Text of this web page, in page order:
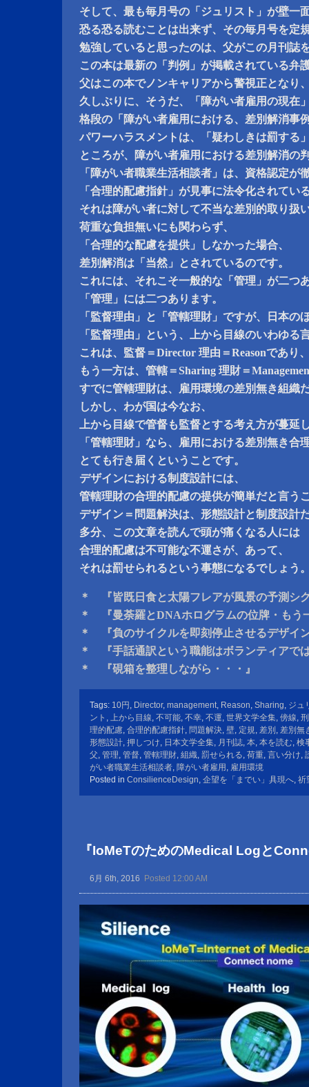
そして、最も毎月号の「ジュリスト」が壁一
恐る恐る読むことは出来ず、その毎月号を定
勉強していると思ったのは、父がこの月刊誌
この本は最新の「判例」が掲載されている弁
父はこの本でノンキャリアから警視正となり
久しぶりに、そうだ、「障がい者雇用の現在
格段の「障がい者雇用における、差別解消事
パワーハラスメントは、「疑わしきは罰する
ところが、障がい者雇用における差別解消の
「障がい者職業生活相談者」は、資格認定が
「合理的配慮指針」が見事に法令化されてい
それは障がい者に対して不当な差別的取り扱
荷重な負担無いにも関わらず、
「合理的な配慮を提供」しなかった場合、
差別解消は「当然」とされているのです。
これには、それこそ一般的な「管理」が二つ
「管理」には二つあります。
「監督理由」と「管轄理財」ですが、日本の
「監督理由」という、上から目線のいわゆる
これは、監督＝Director 理由＝Reasonであり
もう一方は、管轄＝Sharing 理財＝
すでに管轄理財は、雇用環境の差別無き組織
しかし、わが国は今なお、
上から目線で管督も監督とする考え方が蔓延
「管轄理財」なら、雇用における差別無き合
とても行き届くということです。
デザインにおける制度設計には、
管轄理財の合理的配慮の提供が簡単だと言う
デザイン＝問題解決は、形態設計と制度設計
多分、この文章を読んで頭が痛くなる人には
合理的配慮は不可能な不運さが、あって、
それは罰せられるという事態になるでしょう
＊ 『皆既日食と太陽フレアが風景の予測シ
＊ 『曼荼羅とDNAホログラムの位牌・もう
＊ 『負のサイクルを即刻停止させるデザイ
＊ 『手話通訳という職能はボランティアで
＊ 『硯箱を整理しながら・・・』
Tags: 10円 , Director, management, Reason, Sharing, ジュ
ント , 上から目線, 不可能, 不幸, 不運, 世界文学全集, 傍線,
理的配慮, 合理的配慮指針, 問題解決, 壁, 定規, 差別 , 差別無
形態設計, 押しつけ, 日本文学全集, 月刊誌, 本, 本を読む, 検
父, 管理, 管督, 管轄理財, 組織, 罰せられる, 荷重, 言い分け,
がい者職業生活相談者, 障がい者雇用 , 雇用環境
Posted in ConsilienceDesign, 企望を「までい」具現へ, 祈
『IoMeTのためのMedical Logと
6月 6th, 2016 Posted 12:00 AM